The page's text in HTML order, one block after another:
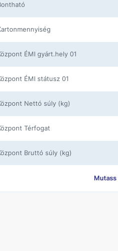
Bontható
Kartonmennyiség
központ ÉMI gyárt.hely 01
központ ÉMI státusz 01
központ Nettó súly (kg)
központ Térfogat
központ Bruttó súly (kg)